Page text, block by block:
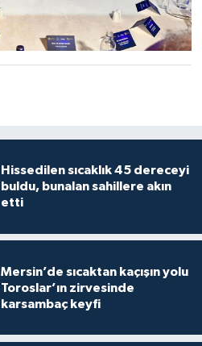
Hissedilen sıcaklık 45 dereceyi
buldu, bunalan sahillere akın
etti
Mersin’de sıcaktan kaçışın yolu
Toroslar’ın zirvesinde
karsambaç keyfi